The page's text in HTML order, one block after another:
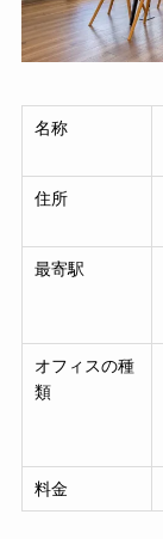
名称
住所
最寄駅
オフィスの種
類
料金